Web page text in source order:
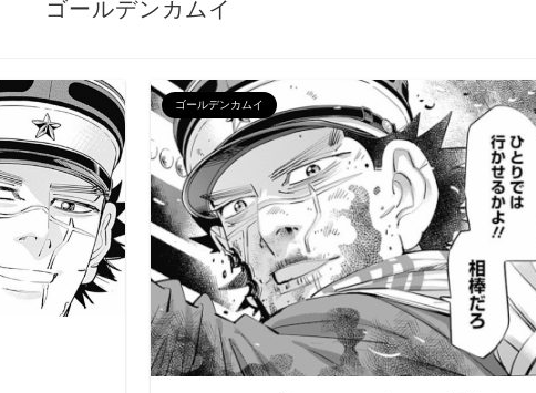
ゴールデンカムイ
ゴールデンカムイ